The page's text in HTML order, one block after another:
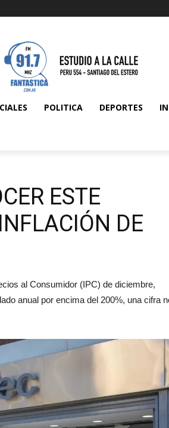
POLITICA DEPORTES
ESTE
DE
al Consumidor (IPC) de diciembre,
anual por encima del 200%, una cifra